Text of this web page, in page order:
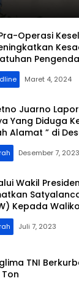
Operasi
Maret 4, 2024
Juarno
Yang Diduga
Alamat ” di
Kresek
Desember 7, 2023
Wakil
Kepada
Juli 7, 2023
TNI
Ton